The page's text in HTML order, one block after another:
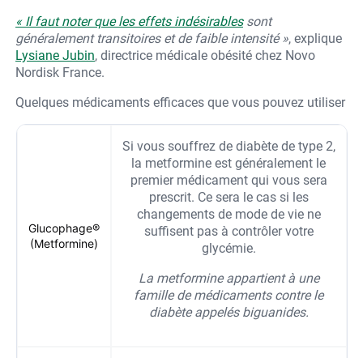
« Il faut noter que les effets indésirablessont
généralement transitoires et de faible intensité », explique
Lysiane Jubin, directrice médicale obésité chez Novo
Nordisk France.
Quelques médicaments efficaces que vous pouvez utiliser
Glucophage®
(Metformine)
Si vous souffrez de diabète de type 2,
la metformine est généralement le
premier médicament qui vous sera
prescrit. Ce sera le cas si les
changements de mode de vie ne
suffisent pas à contrôler votre
glycémie.
La metformine appartient à une
famille de médicaments contre le
diabète appelés biguanides.